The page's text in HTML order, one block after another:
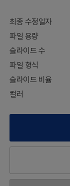
최종 수정일자
파일 용량
슬라이드 수
파일 형식
슬라이드 비율
컬러